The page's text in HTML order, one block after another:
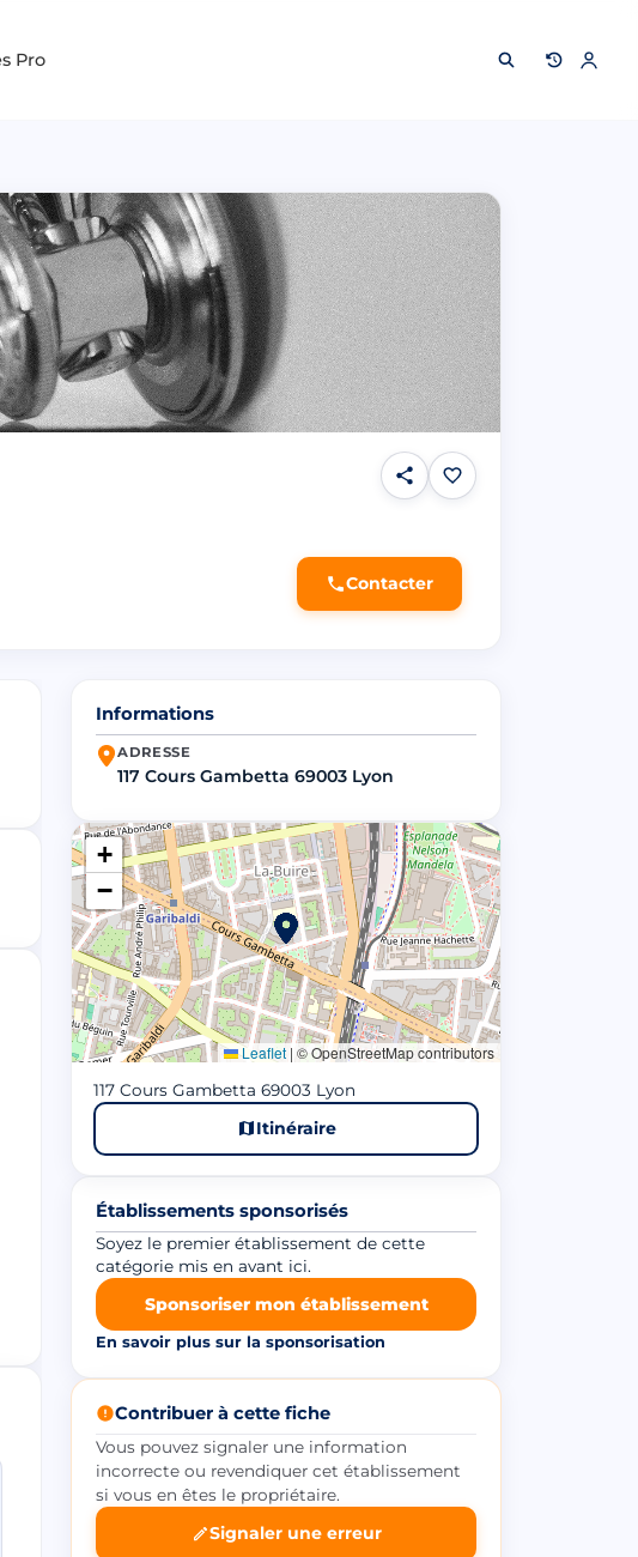
Pro
Contacter
Informations
ADRESSE
117 Cours Gambetta 69003 Lyon
+
−
Leaflet | © OpenStreetMap contributors
117 Cours Gambetta 69003 Lyon
Itinéraire
Établissements sponsorisés
Soyez le premier établissement de cette
catégorie mis en avant ici.
Sponsoriser mon établissement
En savoir plus sur la sponsorisation
Contribuer à cette fiche
Vous pouvez signaler une information
incorrecte ou revendiquer cet établissement
si vous en êtes le propriétaire.
Signaler une erreur